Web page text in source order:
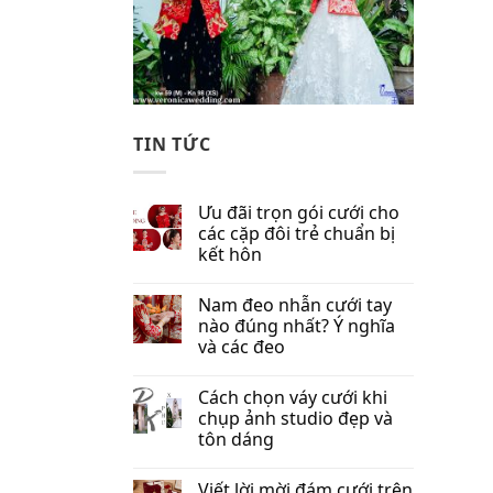
TIN TỨC
Ưu đãi trọn gói cưới cho
các cặp đôi trẻ chuẩn bị
kết hôn
Nam đeo nhẫn cưới tay
nào đúng nhất​? Ý nghĩa
và các đeo
Cách chọn váy cưới khi
chụp ảnh studio đẹp và
tôn dáng